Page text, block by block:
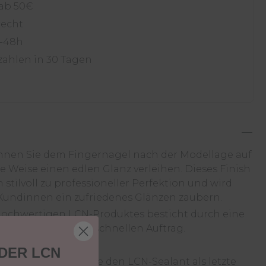
50€
in 30 Tagen
Sie dem Fingernagel nach der Modellage auf
Weise einen edlen Glanz verleihen. Dieses Finish
stilvoll zu professioneller Perfektion und wird
ein zufriedenes Glänzen zaubern.
LCN-Produktes besticht durch eine
leichten und schnellen Auftrag.
verwenden Sie den LCN-Sealant als letzte
LCN